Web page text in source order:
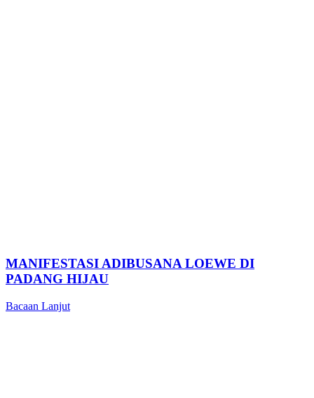
MANIFESTASI ADIBUSANA LOEWE DI
PADANG HIJAU
Bacaan Lanjut